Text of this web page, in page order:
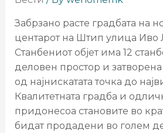
Забрзано расте градбата на
центарот на Штип улица Иво
Станбениот објет има 12
деловен простор и
од најнискатата точка до
Квалитетната градба и
придонесоа становите во
бидат продадени во голем